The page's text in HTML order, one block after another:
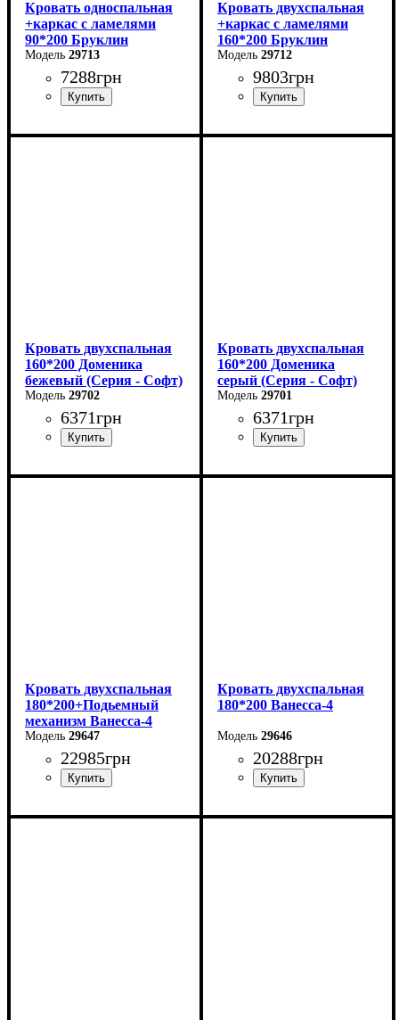
Кровать односпальная
+каркас с ламелями
90*200 Бруклин
29713
7288грн
Ширина: 99 см
Кровать двухспальная
+каркас с ламелями
160*200 Бруклин
29712
9803грн
Ширина: 169 см
Кровать двухспальная
160*200 Доменика
бежевый (Серия - Софт)
29702
6371грн
Кровать двухспальная
160*200 Доменика
серый (Серия - Софт)
29701
6371грн
Кровать двухспальная
180*200+Подьемный
механизм Ванесса-4
29647
22985грн
Ширина: 226 см
Кровать двухспальная
180*200 Ванесса-4
29646
20288грн
Ширина: 226 см